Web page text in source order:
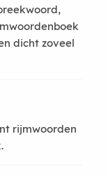
dicht zoveel
rijmwoorden